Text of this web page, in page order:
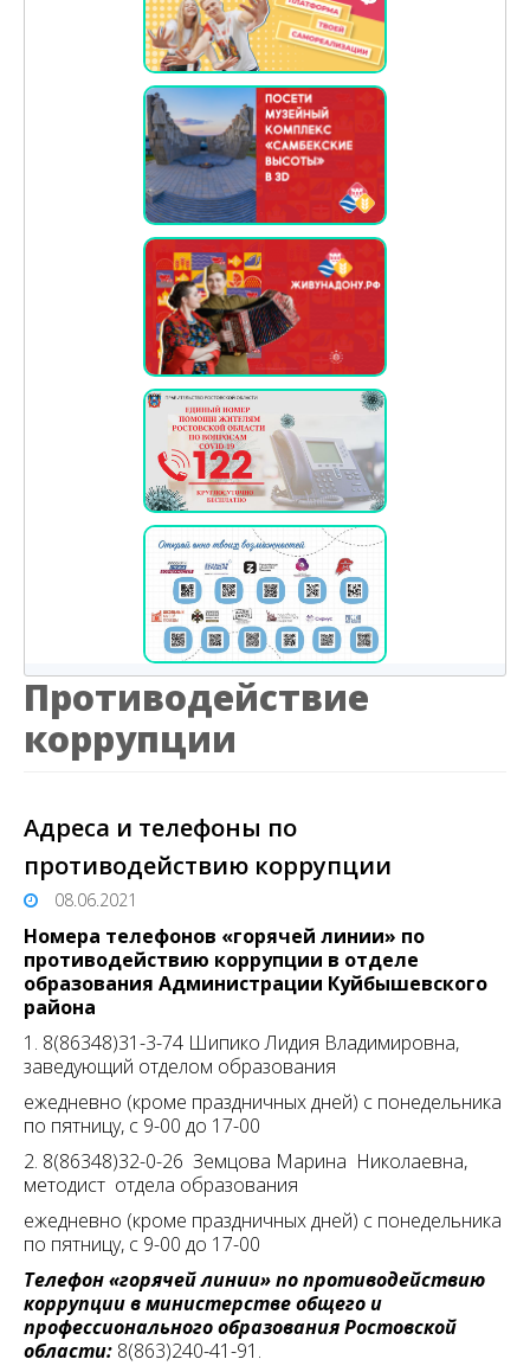
Противодействие
коррупции
Адреса и телефоны по
противодействию коррупции
08.06.2021
Номера телефонов «горячей линии» по
противодействию коррупции в отделе
образования Администрации Куйбышевского
района
1. 8(86348)31-3-74 Шипико Лидия Владимировна,
заведующий отделом образования
ежедневно (кроме праздничных дней) с понедельника
по пятницу, с 9-00 до 17-00
2. 8(86348)32-0-26 Земцова Марина Николаевна,
методист отдела образования
ежедневно (кроме праздничных дней) с понедельника
по пятницу, с 9-00 до 17-00
Телефон «горячей линии» по противодействию
коррупции в министерстве общего и
профессионального образования Ростовской
области: 8(863)240-41-91.